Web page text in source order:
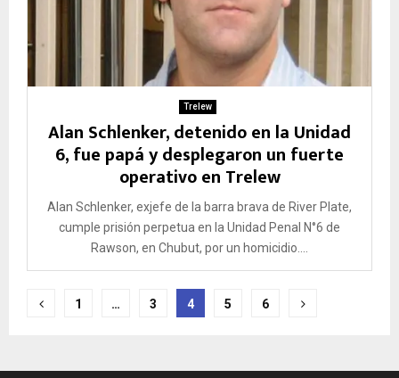
Trelew
Alan Schlenker, detenido en la Unidad
6, fue papá y desplegaron un fuerte
operativo en Trelew
Alan Schlenker, exjefe de la barra brava de River Plate,
cumple prisión perpetua en la Unidad Penal N°6 de
Rawson, en Chubut, por un homicidio....
Paginación
entradas
1 … 3 4 5 6